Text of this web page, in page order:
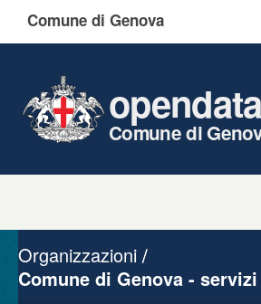
Comune di Genova
opendata
Comune di
Gruppi
Organizzazioni
Comune di Genova -